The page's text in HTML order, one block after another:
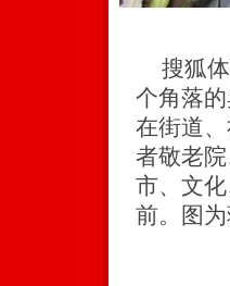
搜狐体
个角落
在街道
者敬老
市、文
前。图为